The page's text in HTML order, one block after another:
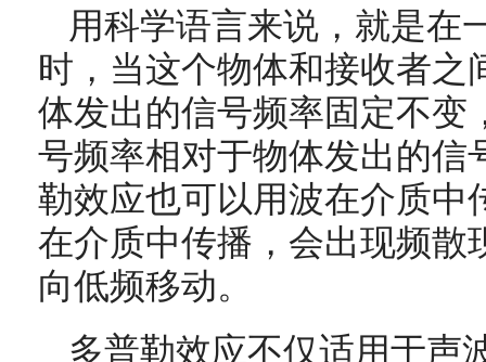
用科学语言来说，就是在
时，当这个物体和接收者之
体发出的信号频率固定不变
号频率相对于物体发出的信
勒效应也可以用波在介质中
在介质中传播，会出现频散
向低频移动。
多普勒效应不仅适用于声